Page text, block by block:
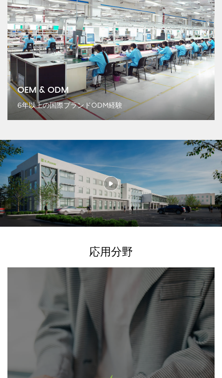
OEM & ODM
6年以上の国際ブランドODM経験
応用分野